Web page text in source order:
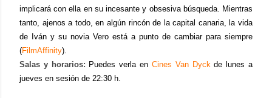
implicará con ella en su incesante y obsesiva búsqueda. Mientras
tanto, ajenos a todo, en algún rincón de la capital canaria, la vida
de Iván y su novia Vero está a punto de cambiar para siempre
(FilmAffinity).
Salas y horarios: Puedes verla en Cines Van Dyck de lunes a
jueves en sesión de 22:30 h.